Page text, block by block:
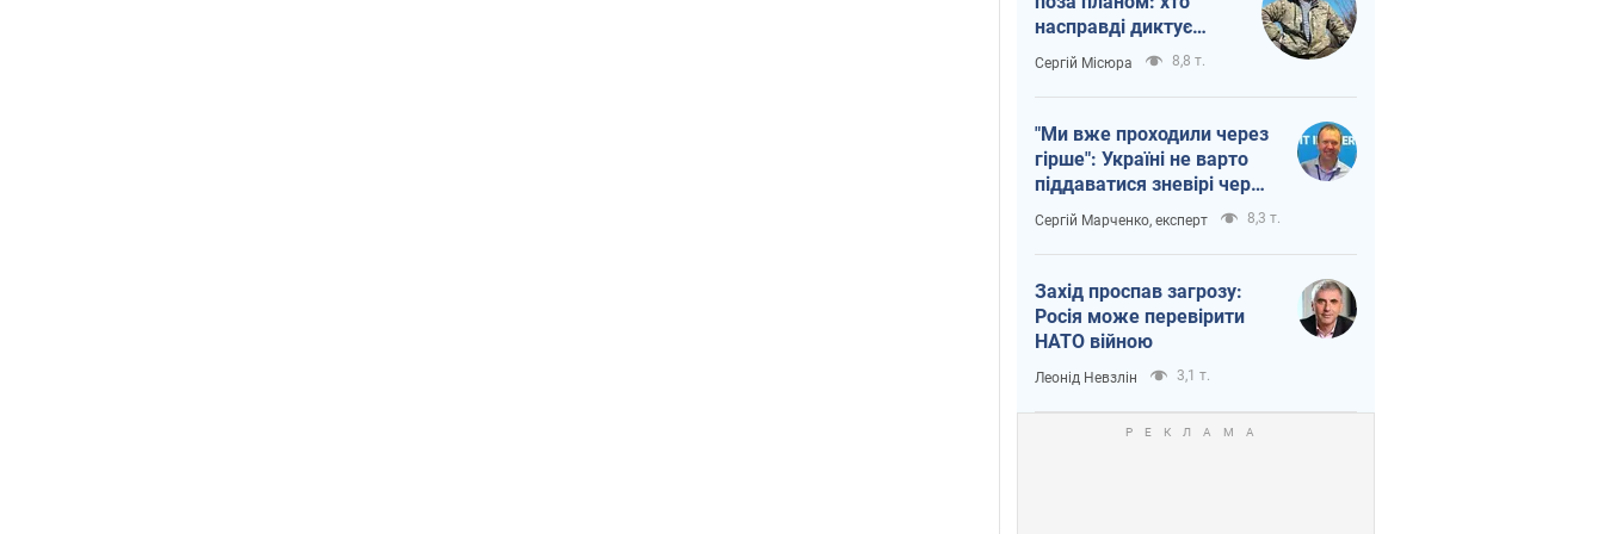
насправді диктує
темп війни
Сергій Місюра 8,8 т.
"Ми вже проходили через
гірше": Україні не варто
піддаватися зневірі через
ракетний терор
Сергій Марченко, експерт 8,3 т.
Захід проспав загрозу:
Росія може перевірити
НАТО війною
Леонід Невзлін 3,1 т.